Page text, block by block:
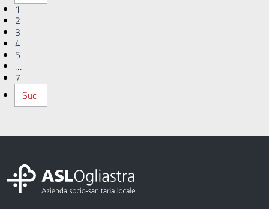
1
2
3
4
5
…
7
Suc